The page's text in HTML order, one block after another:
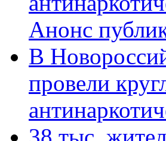
Анонс
В
провели